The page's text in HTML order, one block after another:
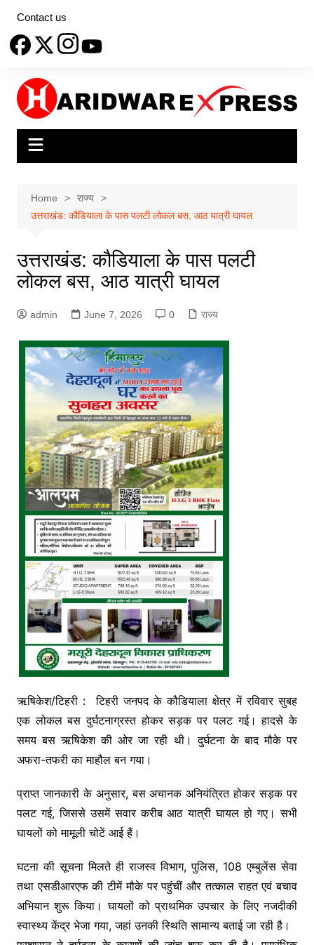
content
Contact us
Home
राज्य
उत्तराखंड: कौडियाला के पास पलटी लोकल बस, आठ यात्री घायल
उत्तराखंड: कौडियाला के पास पलटी
लोकल बस, आठ यात्री घायल
admin June 7, 2026 0 राज्य
ऋषिकेश/टिहरी : टिहरी जनपद के कौडियाला क्षेत्र में रविवार सुबह
एक लोकल बस दुर्घटनाग्रस्त होकर सड़क पर पलट गई। हादसे के
समय बस ऋषिकेश की ओर जा रही थी। दुर्घटना के बाद मौके पर
अफरा-तफरी का माहौल बन गया।
प्राप्त जानकारी के अनुसार, बस अचानक अनियंत्रित होकर सड़क पर
पलट गई, जिससे उसमें सवार करीब आठ यात्री घायल हो गए। सभी
घायलों को मामूली चोटें आई हैं।
घटना की सूचना मिलते ही राजस्व विभाग, पुलिस, 108 एम्बुलेंस सेवा
तथा एसडीआरएफ की टीमें मौके पर पहुंचीं और तत्काल राहत एवं बचाव
अभियान शुरू किया। घायलों को प्राथमिक उपचार के लिए नजदीकी
स्वास्थ्य केंद्र भेजा गया, जहां उनकी स्थिति सामान्य बताई जा रही है।